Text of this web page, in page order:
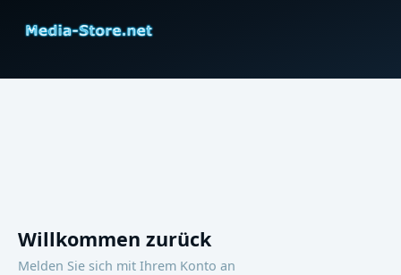
Willkommen zurück
Melden Sie sich mit Ihrem Konto an